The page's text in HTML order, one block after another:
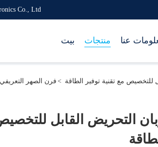
Co., Ltd
بيت منتجات عنا
فرن الصهر التعريفي > للتخصيص مع تقنية توفير الطاقة
التحريض القابل